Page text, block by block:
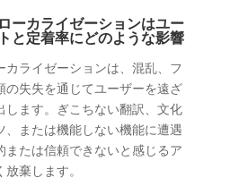
ーカライゼーションはユー
と定着率にどのような影響
カライゼーションは、混乱、フ
の失失を通じてユーザーを遠ざ
します。ぎこちない翻訳、文化
、または機能しない機能に遭遇
または信頼できないと感じるア
棄します。